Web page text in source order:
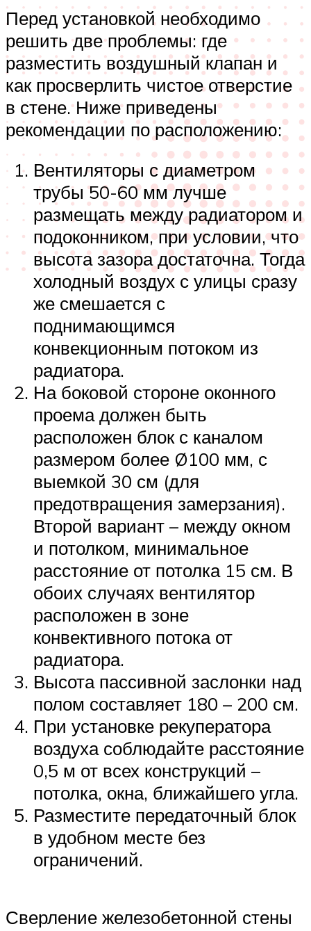
Перед установкой необходимо
решить две проблемы: где
разместить воздушный клапан и
как просверлить чистое отверстие
в стене. Ниже приведены
рекомендации по расположению:
Вентиляторы с диаметром
трубы 50-60 мм лучше
размещать между радиатором и
подоконником, при условии, что
высота зазора достаточна. Тогда
холодный воздух с улицы сразу
же смешается с
поднимающимся
конвекционным потоком из
радиатора.
На боковой стороне оконного
проема должен быть
расположен блок с каналом
размером более Ø100 мм, с
выемкой 30 см (для
предотвращения замерзания).
Второй вариант – между окном
и потолком, минимальное
расстояние от потолка 15 см. В
обоих случаях вентилятор
расположен в зоне
конвективного потока от
радиатора.
Высота пассивной заслонки над
полом составляет 180 – 200 см.
При установке рекуператора
воздуха соблюдайте расстояние
0,5 м от всех конструкций –
потолка, окна, ближайшего угла.
Разместите передаточный блок
в удобном месте без
ограничений.
Сверление железобетонной стены